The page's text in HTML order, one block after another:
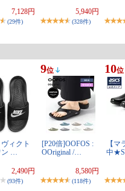
7,128円
(29件)
5,940円
(328件)
ィクト
…
2,490円
(93件)
9位
[P20倍]OOFOS :
OOriginal /…
8,580円
(118件)
10位
【
中